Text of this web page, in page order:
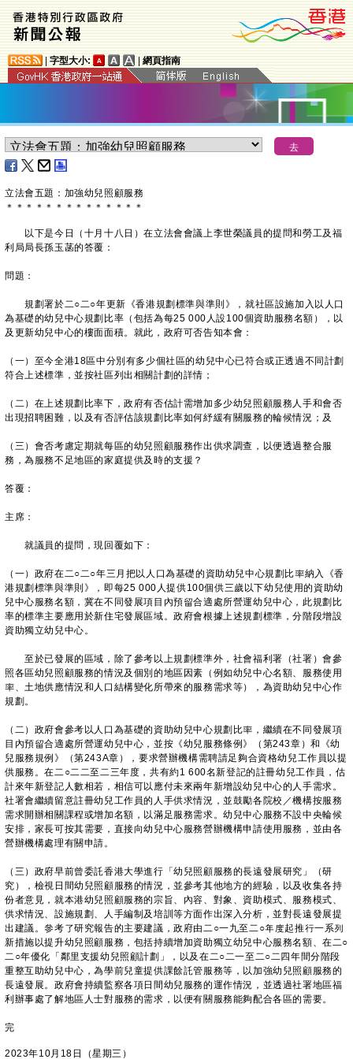
字型大小: 網頁指南
立法會五題：加強幼兒照顧服務
＊ ＊ ＊ ＊ ＊ ＊ ＊ ＊ ＊ ＊ ＊ ＊ ＊ ＊
以下是今日（十月十八日）在立法會會議上李世榮議員的提問和勞工及福
利局局長孫玉菡的答覆：
問題：
規劃署於二○二○年更新《香港規劃標準與準則》，就社區設施加入以人口
為基礎的幼兒中心規劃比率（包括為每25 000人設100個資助服務名額），以
及更新幼兒中心的樓面面積。就此，政府可否告知本會：
（一）至今全港18區中分別有多少個社區的幼兒中心已符合或正透過不同計劃
符合上述標準，並按社區列出相關計劃的詳情；
（二）在上述規劃比率下，政府有否估計需增加多少幼兒照顧服務人手和會否
出現招聘困難，以及有否評估該規劃比率如何紓緩有關服務的輪候情況；及
（三）會否考慮定期就每區的幼兒照顧服務作出供求調查，以便透過整合服
務，為服務不足地區的家庭提供及時的支援？
答覆：
主席：
就議員的提問，現回覆如下：
（一）政府在二○二○年三月把以人口為基礎的資助幼兒中心規劃比率納入《香
港規劃標準與準則》，即每25 000人提供100個供三歲以下幼兒使用的資助幼
兒中心服務名額，冀在不同發展項目內預留合適處所營運幼兒中心，此規劃比
率的標準主要應用於新住宅發展區域。政府會根據上述規劃標準，分階段增設
資助獨立幼兒中心。
至於已發展的區域，除了參考以上規劃標準外，社會福利署（社署）會參
照各區幼兒照顧服務的情況及個別的地區因素（例如幼兒中心名額、服務使用
率、土地供應情況和人口結構變化所帶來的服務需求等），為資助幼兒中心作
規劃。
（二）政府會參考以人口為基礎的資助幼兒中心規劃比率，繼續在不同發展項
目內預留合適處所營運幼兒中心，並按《幼兒服務條例》（第243章）和《幼
兒服務規例》（第243A章），要求營辦機構需聘請足夠合資格幼兒工作員以提
供服務。在二○二二至二三年度，共有約1 600名新登記的註冊幼兒工作員，估
計來年新登記人數相若，相信可以應付未來兩年新增設幼兒中心的人手需求。
社署會繼續留意註冊幼兒工作員的人手供求情況，並鼓勵各院校／機構按服務
需求開辦相關課程或增加名額，以滿足服務需求。幼兒中心服務不設中央輪候
安排，家長可按其需要，直接向幼兒中心服務營辦機構申請使用服務，並由各
營辦機構處理有關申請。
（三）政府早前曾委託香港大學進行「幼兒照顧服務的長遠發展研究」（研
究），檢視日間幼兒照顧服務的情況，並參考其他地方的經驗，以及收集各持
份者意見，就本港幼兒照顧服務的宗旨、內容、對象、資助模式、服務模式、
供求情況、設施規劃、人手編制及培訓等方面作出深入分析，並對長遠發展提
出建議。參考了研究報告的主要建議，政府由二○一九至二○年度起推行一系列
新措施以提升幼兒照顧服務，包括持續增加資助獨立幼兒中心服務名額、在二○
二○年優化「鄰里支援幼兒照顧計劃」，以及在二○二一至二○二四年間分階段
重整互助幼兒中心，為學前兒童提供課餘託管服務等，以加強幼兒照顧服務的
長遠發展。政府會持續監察各項日間幼兒服務的運作情況，並透過社署地區福
利辦事處了解地區人士對服務的需求，以便有關服務能夠配合各區的需要。
完
2023年10月18日（星期三）